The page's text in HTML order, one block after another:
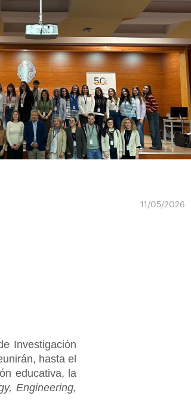
11/05/2026
Investigación
hasta el
educativa, la
Engineering,